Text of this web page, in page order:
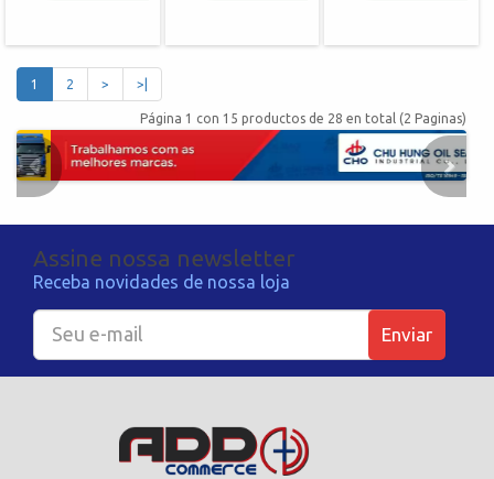
1 2 > >|
Página 1 con 15 productos de 28 en total (2 Paginas)
Assine nossa newsletter
Receba novidades de nossa loja
Enviar